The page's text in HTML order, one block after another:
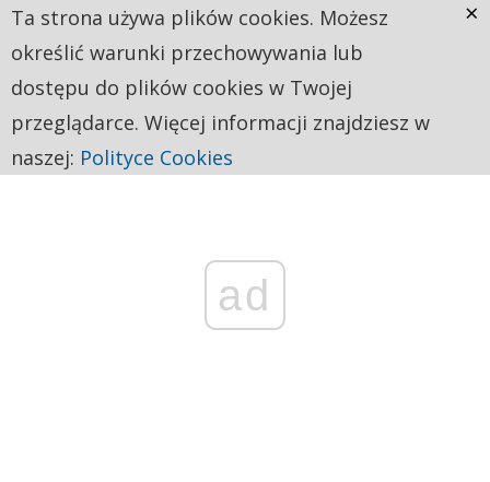
ad
Ta strona używa plików cookies. Możesz
określić warunki przechowywania lub
dostępu do plików cookies w Twojej
przeglądarce. Więcej informacji znajdziesz w
naszej: Polityce Cookies
×